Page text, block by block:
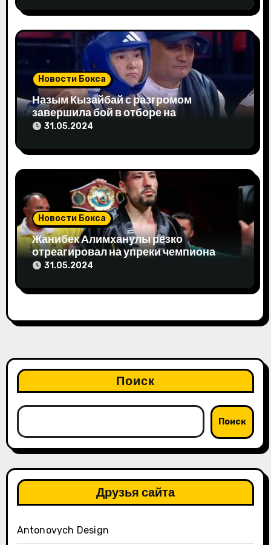
и
с
я
м Новости Бокса
Назым Кызайбай с разгромом
завершила бой в отборе на
Олимпиаду-2024
31.05.2024
Новости Бокса
Жанибек Алимханулы резко
отреагировал на упреки чемпиона
мира
31.05.2024
Поиск
Поиск
Друзья сайта
Antonovych Design